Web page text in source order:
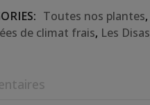
Toutes nos plantes,
de climat frais, Les Disas